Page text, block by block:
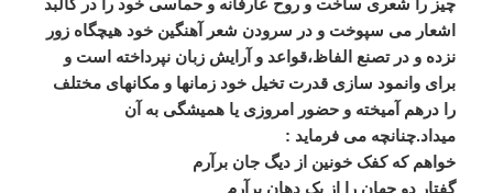
چیز را شعری ساخت و روح عارفانه و حماسی خود را در کالبد
اشعار می سپوخت و در سرودن شعر آهنگین خود هیچگاه زور
نزده و در تصنع الفاظ،قواعد و آرایش زبان نپرداخته است و
برای وانمود سازی قدرت تخیل خود زمانها و مکانهای مختلف
را درهم آمیخته و حضور امروزی یا همیشگی به آن
میداد.چنانچه می فرماید :
خواهم که کفک خونین از دیگ جان برآرم
گفتار دو جهان را از یک دهان برآرم